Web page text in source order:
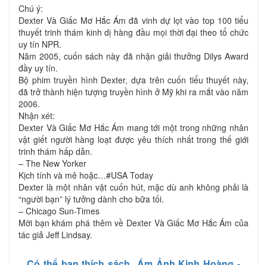
Chú ý:
Dexter Và Giấc Mơ Hắc Ám đã vinh dự lọt vào top 100 tiểu
thuyết trinh thám kinh dị hàng đầu mọi thời đại theo tổ chức
uy tín NPR.
Năm 2005, cuốn sách này đã nhận giải thưởng Dilys Award
đầy uy tín.
Bộ phim truyền hình Dexter, dựa trên cuốn tiểu thuyết này,
đã trở thành hiện tượng truyền hình ở Mỹ khi ra mắt vào năm
2006.
Nhận xét:
Dexter Và Giấc Mơ Hắc Ám mang tới một trong những nhân
vật giết người hàng loạt được yêu thích nhất trong thế giới
trinh thám hấp dẫn.
– The New Yorker
Kịch tính và mê hoặc…#USA Today
Dexter là một nhân vật cuốn hút, mặc dù anh không phải là
“người bạn” lý tưởng dành cho bữa tối.
– Chicago Sun-Times
Mời bạn khám phá thêm về Dexter Và Giấc Mơ Hắc Ám của
tác giả Jeff Lindsay.